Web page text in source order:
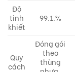
Độ
tinh
khiết
99.1.%
Quy
cách
Đóng gói
theo
thùng